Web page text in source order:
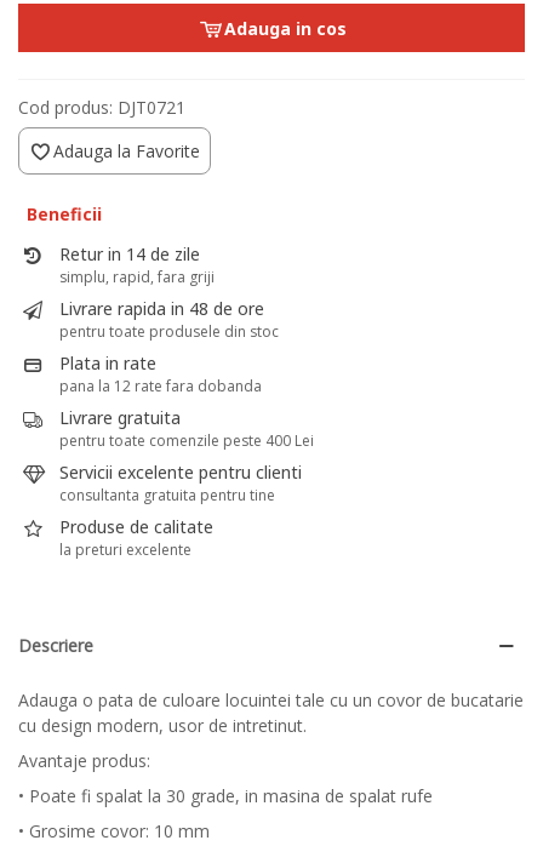
Adauga in cos
Cod produs: DJT0721
Adauga la Favorite
Beneficii
Retur in 14 de zile
simplu, rapid, fara griji
Livrare rapida in 48 de ore
pentru toate produsele din stoc
Plata in rate
pana la 12 rate fara dobanda
Livrare gratuita
pentru toate comenzile peste 400 Lei
Servicii excelente pentru clienti
consultanta gratuita pentru tine
Produse de calitate
la preturi excelente
Descriere
Adauga o pata de culoare locuintei tale cu un covor de bucatarie
cu design modern, usor de intretinut.
Avantaje produs:
• Poate fi spalat la 30 grade, in masina de spalat rufe
• Grosime covor: 10 mm